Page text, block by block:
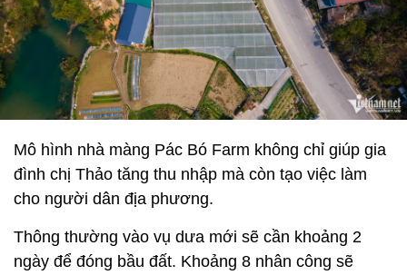
Mô hình nhà màng Pác Bó Farm không chỉ giúp gia
đình chị Thảo tăng thu nhập mà còn tạo việc làm
cho người dân địa phương.
Thông thường vào vụ dưa mới sẽ cần khoảng 2
ngày để đóng bầu đất. Khoảng 8 nhân công sẽ